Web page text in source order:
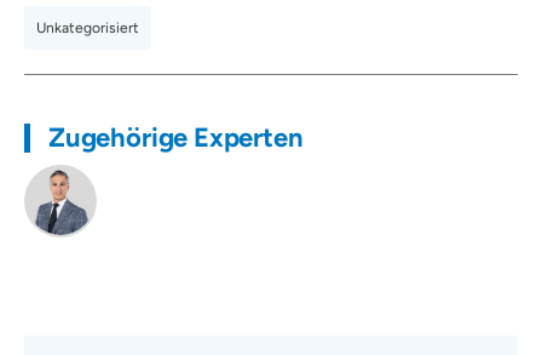
Unkategorisiert
Zugehörige Experten